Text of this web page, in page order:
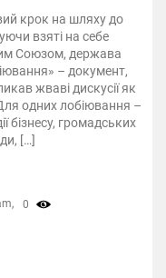
крок на шляху до
взяті на себе
Союзом, держава
– документ,
жваві дискусії як
Для одних лобіювання –
бізнесу, громадських
[…]
0